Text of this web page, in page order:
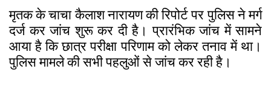
मृतक के चाचा कैलाश नारायण की रिपोर्ट पर पुलिस ने मर्ग
दर्ज कर जांच शुरू कर दी है। प्रारंभिक जांच में सामने
आया है कि छात्र परीक्षा परिणाम को लेकर तनाव में था।
पुलिस मामले की सभी पहलुओं से जांच कर रही है।